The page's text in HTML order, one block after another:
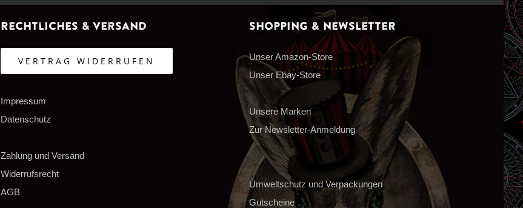
Rechtliches & Versand
VERTRAG WIDERRUFEN
Impressum
Datenschutz
Zahlung und Versand
Widerrufsrecht
AGB
Shopping & Newsletter
Unser Amazon-Store
Unser Ebay-Store
Unsere Marken
Zur Newsletter-Anmeldung
Umweltschutz und Verpackungen
Gutscheine